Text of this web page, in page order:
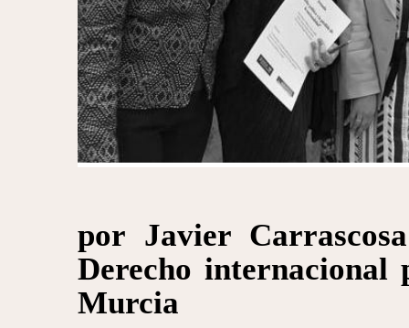
por Javier
Derecho internacional
Murcia